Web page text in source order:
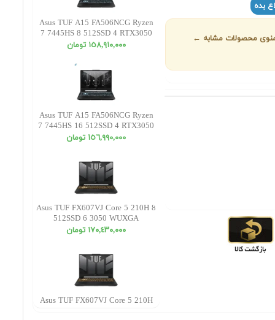
بده
منوی محصولات مشابه ←
Asus TUF A15 FA506NCG Ryzen
7 7445HS 8 512SSD 4 RTX3050
FHD
١٥٨,٩١٠,٠٠٠ تومان
Asus TUF A15 FA506NCG Ryzen
7 7445HS 16 512SSD 4 RTX3050
FHD
١٥٦,٩٩٠,٠٠٠ تومان
Asus TUF FX607VJ Core 5 210H 8
512SSD 6 3050 WUXGA
١٧٠,٤٣٠,٠٠٠ تومان
Asus TUF FX607VJ Core 5 210H